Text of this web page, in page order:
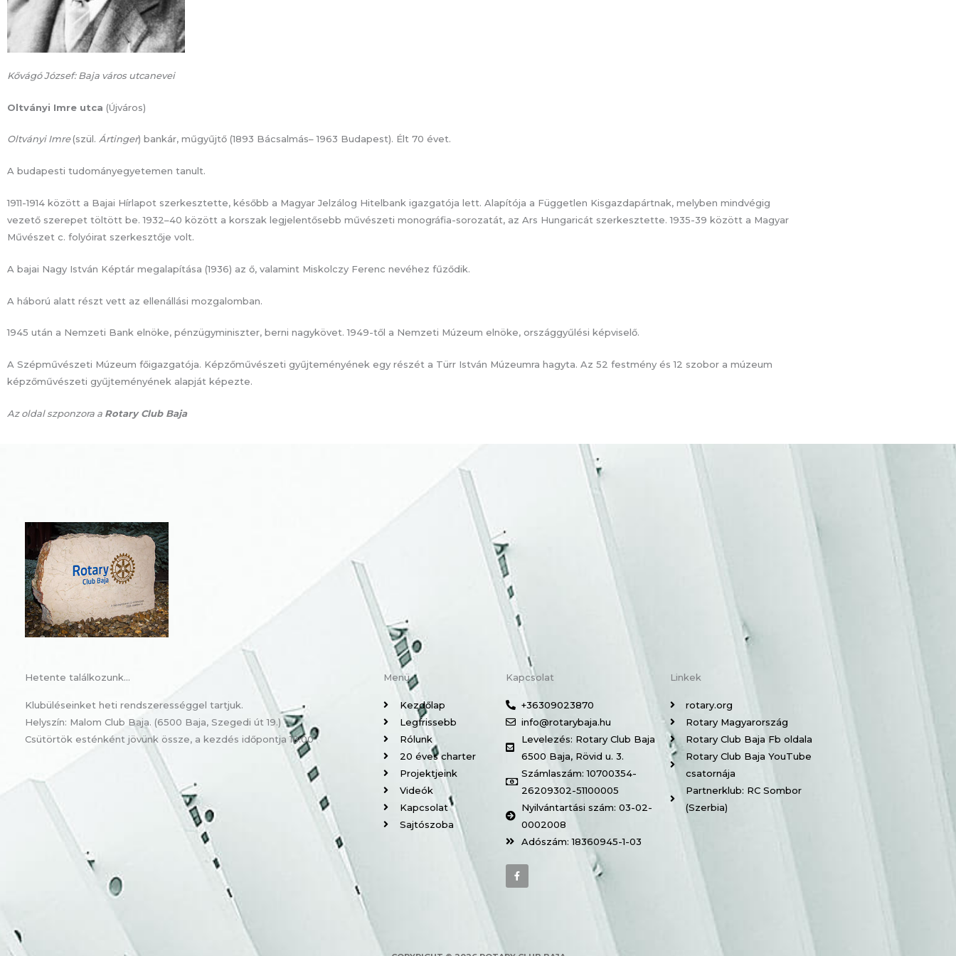
Kővágó József: Baja város utcanevei
Oltványi Imre utca (Újváros)
Oltványi Imre(szül. Ártinger) bankár, műgyűjtő (1893 Bácsalmás– 1963 Budapest). Élt 70 évet.
A budapesti tudományegyetemen tanult.
1911-1914 között a Bajai Hírlapot szerkesztette, később a Magyar Jelzálog Hitelbank igazgatója lett. Alapítója a Független Kisgazdapártnak, melyben mindvégig
vezető szerepet töltött be. 1932–40 között a korszak legjelentősebb művészeti monográfia-sorozatát, az Ars Hungaricát szerkesztette. 1935-39 között a Magyar
Művészet c. folyóirat szerkesztője volt.
A bajai Nagy István Képtár megalapítása (1936) az ő, valamint Miskolczy Ferenc nevéhez fűződik.
A háború alatt részt vett az ellenállási mozgalomban.
1945 után a Nemzeti Bank elnöke, pénzügyminiszter, berni nagykövet. 1949-től a Nemzeti Múzeum elnöke, országgyűlési képviselő.
A Szépművészeti Múzeum főigazgatója. Képzőművészeti gyűjteményének egy részét a Türr István Múzeumra hagyta. Az 52 festmény és 12 szobor a múzeum
képzőművészeti gyűjteményének alapját képezte.
Az oldal szponzora a Rotary Club Baja
Hetente találkozunk...
Klubüléseinket heti rendszerességgel tartjuk.
Helyszín: Malom Club Baja. (6500 Baja, Szegedi út 19.)
Csütörtök esténként jövünk össze, a kezdés időpontja 18:00
Menü
Kezdőlap
Legfrissebb
Rólunk
20 éves charter
Projektjeink
Videók
Kapcsolat
Sajtószoba
Kapcsolat
+36309023870
info@rotarybaja.hu
Levelezés: Rotary Club Baja
6500 Baja, Rövid u. 3.
Számlaszám: 10700354-
26209302-51100005
Nyilvántartási szám: 03-02-
0002008
Adószám: 18360945-1-03
F
a
c
Linkek
rotary.org
Rotary Magyarország
Rotary Club Baja Fb oldala
Rotary Club Baja YouTube
csatornája
Partnerklub: RC Sombor
(Szerbia)